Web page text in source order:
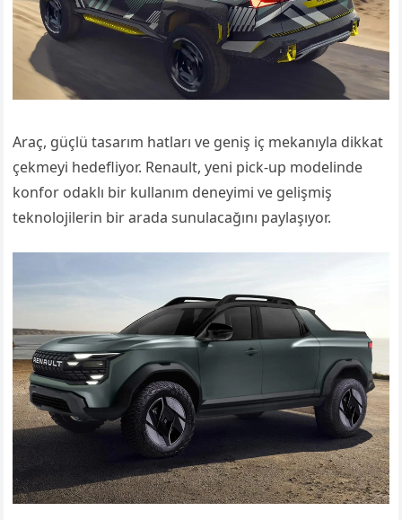
Araç, güçlü tasarım hatları ve geniş iç mekanıyla dikkat
çekmeyi hedefliyor. Renault, yeni pick-up modelinde
konfor odaklı bir kullanım deneyimi ve gelişmiş
teknolojilerin bir arada sunulacağını paylaşıyor.